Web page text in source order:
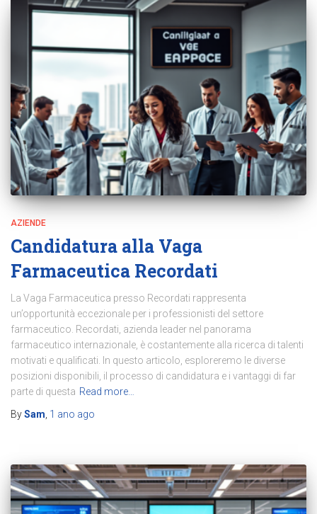
AZIENDE
Candidatura alla Vaga
Farmaceutica Recordati
La Vaga Farmaceutica presso Recordati rappresenta
un’opportunità eccezionale per i professionisti del settore
farmaceutico. Recordati, azienda leader nel panorama
farmaceutico internazionale, è costantemente alla ricerca di talenti
motivati e qualificati. In questo articolo, esploreremo le diverse
posizioni disponibili, il processo di candidatura e i vantaggi di far
parte di questa Read more…
BySam 1 ano ago